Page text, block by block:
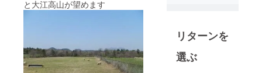
と大江高山が望めます
り組んでい
ます。元気
な日本は地
リターンを
選ぶ